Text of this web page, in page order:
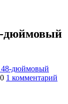
дюймовый
дюймовый
1 комментарий